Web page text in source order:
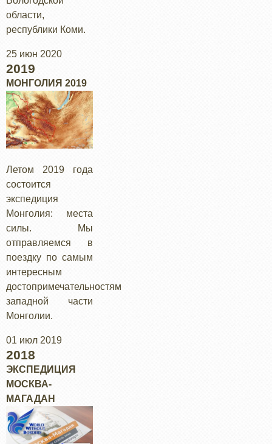
области,
республики Коми.
25 июн 2020
2019
МОНГОЛИЯ 2019
Летом 2019 года
состоится
экспедиция
Монголия: места
силы. Мы
отправляемся в
поездку по самым
интересным
достопримечательностям
западной части
Монголии.
01 июл 2019
2018
ЭКСПЕДИЦИЯ
МОСКВА-
МАГАДАН